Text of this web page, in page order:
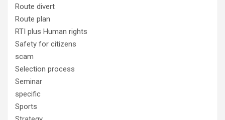
Route divert
Route plan
RTI plus Human rights
Safety for citizens
scam
Selection process
Seminar
specific
Sports